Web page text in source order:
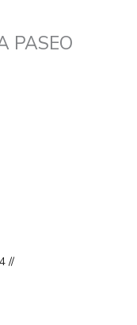
PASEO
//